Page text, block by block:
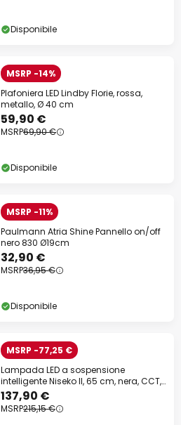
Disponibile
MSRP -14%
Plafoniera LED Lindby Florie, rossa,
metallo, Ø 40 cm
59,90 €
MSRP69,90 €
Disponibile
MSRP -11%
Paulmann Atria Shine Pannello on/off
nero 830 Ø19cm
32,90 €
MSRP36,95 €
Disponibile
MSRP -77,25 €
Lampada LED a sospensione
intelligente Niseko II, 65 cm, nera, CCT,
dimmerabile
137,90 €
MSRP215,15 €